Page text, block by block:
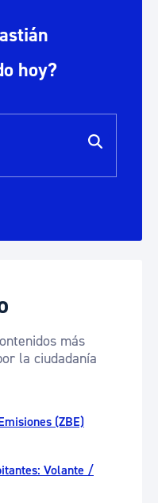
hoy?
más
la ciudadanía
(ZBE)
Volante /